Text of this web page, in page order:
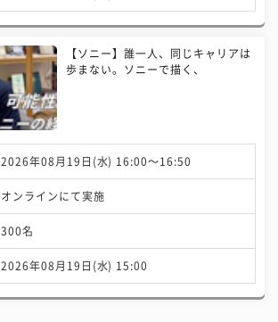
【ソニー】誰一人、同じキャリアは
歩まない。ソニーで描く、
2026年08月19日(水) 16:00〜16:50
オンラインにて実施
300名
2026年08月19日(水) 15:00